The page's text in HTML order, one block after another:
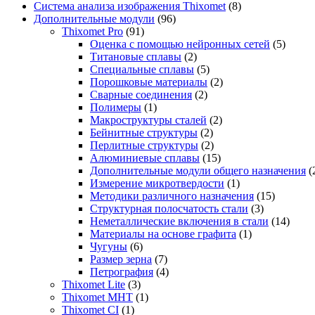
Система анализа изображения Thixomet (8)
Дополнительные модули (96)
Thixomet Pro (91)
Оценка с помощью нейронных сетей (5)
Титановые сплавы (2)
Специальные сплавы (5)
Порошковые материалы (2)
Сварные соединения (2)
Полимеры (1)
Макроструктуры сталей (2)
Бейнитные структуры (2)
Перлитные структуры (2)
Алюминиевые сплавы (15)
Дополнительные модули общего назначения
Измерение микротвердости (1)
Методики различного назначения (15)
Структурная полосчатость стали (3)
Неметаллические включения в стали (14)
Материалы на основе графита (1)
Чугуны (6)
Размер зерна (7)
Петрография (4)
Thixomet Lite (3)
Thixomet MHT (1)
Thixomet CI (1)